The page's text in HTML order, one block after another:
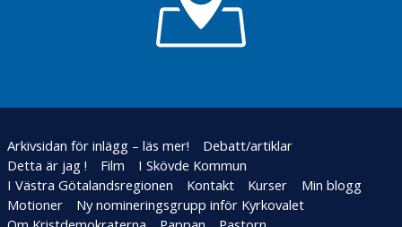
Arkivsidan för inlägg – läs mer!
Debatt/artiklar
Detta är jag !
Film
I Skövde Kommun
I Västra Götalandsregionen
Kontakt Kurser
Min blogg
Motioner
Ny nomineringsgrupp inför Kyrkovalet